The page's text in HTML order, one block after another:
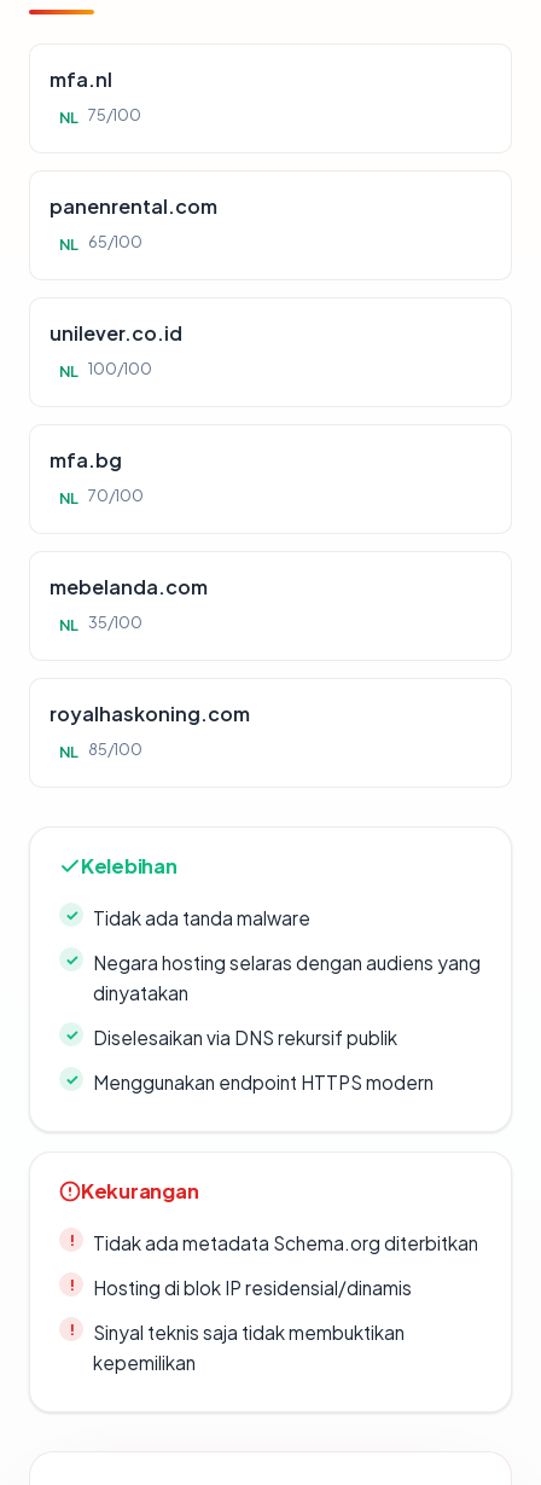
mfa.nl
NL 75/100
panenrental.com
NL 65/100
unilever.co.id
NL 100/100
mfa.bg
NL 70/100
mebelanda.com
NL 35/100
royalhaskoning.com
NL 85/100
Kelebihan
Tidak ada tanda malware
Negara hosting selaras dengan audiens yang
dinyatakan
Diselesaikan via DNS rekursif publik
Menggunakan endpoint HTTPS modern
Kekurangan
Tidak ada metadata Schema.org diterbitkan
Hosting di blok IP residensial/dinamis
Sinyal teknis saja tidak membuktikan
kepemilikan